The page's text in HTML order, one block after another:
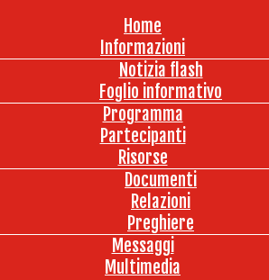
Home
Informazioni
Notizia flash
Foglio informativo
Programma
Partecipanti
Risorse
Documenti
Relazioni
Preghiere
Messaggi
Multimedia